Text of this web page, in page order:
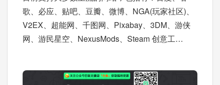
歌、必应、贴吧、豆瓣、微博、NGA(玩家社区)、
V2EX、超能网、千图网、Pixabay、3DM、游侠
网、游民星空、NexusMods、Steam 创意工